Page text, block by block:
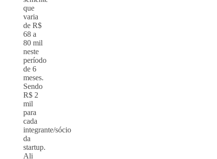
que
varia
de R$
68 a
80 mil
neste
período
de 6
meses.
Sendo
R$ 2
mil
para
cada
integrante/sócio
da
startup.
Ali